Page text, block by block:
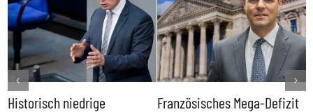
Historisch niedrige
Französisches Mega-Defizit